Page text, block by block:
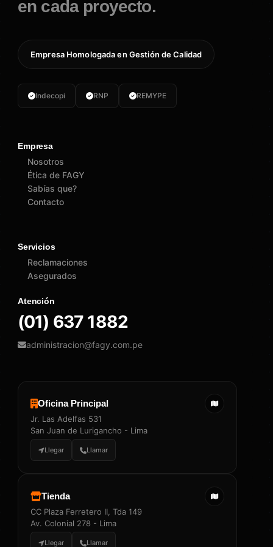
en cada proyecto.
Empresa Homologada en Gestión de Calidad
Indecopi RNP REMYPE
Empresa
Nosotros
Ética de FAGY
Sabías que?
Contacto
Servicios
Reclamaciones
Asegurados
Atención
(01) 637 1882
administracion@fagy.com.pe
Oficina Principal
Jr. Las Adelfas 531
San Juan de Lurigancho - Lima
Llegar Llamar
Tienda
CC Plaza Ferretero II, Tda 149
Av. Colonial 278 - Lima
Llegar Llamar